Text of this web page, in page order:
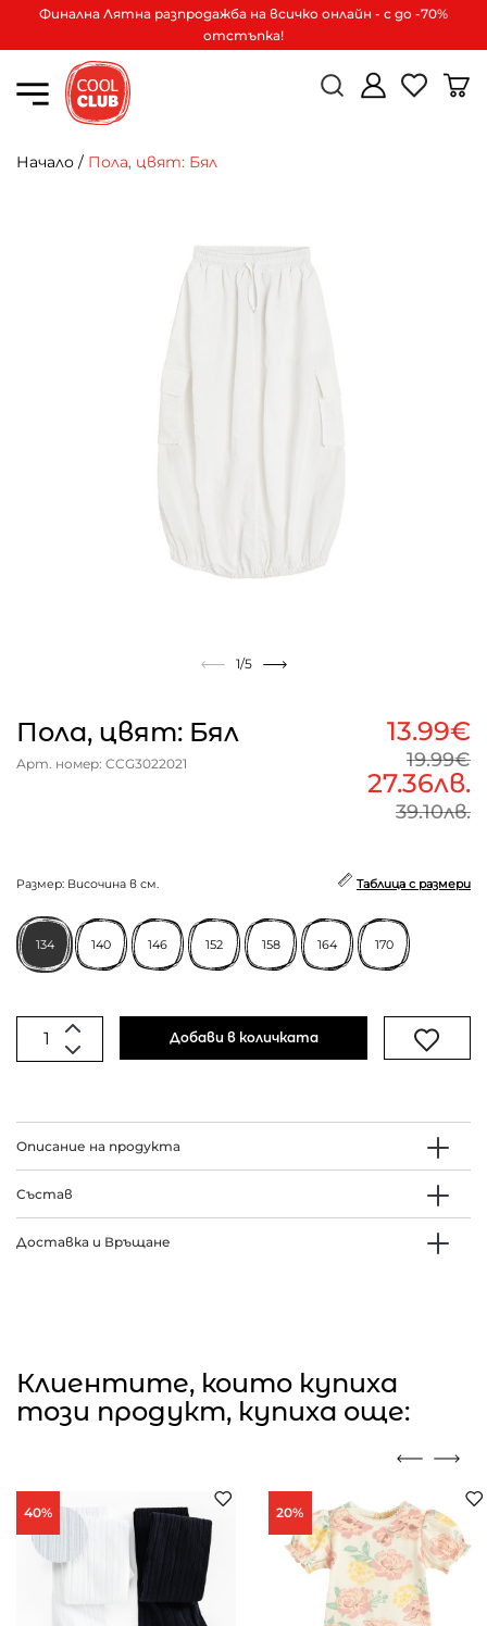
Финална Лятна разпродажба на всичко онлайн - с до -70%
отстъпка!
Начало / Пола, цвят: Бял
1/5
Пола, цвят: Бял
Арт. номер: CCG3022021
13.99€
19.99€
27.36лв.
39.10лв.
Размер: Височина в см. Таблица с размери
134 140 146 152 158 164 170
Добави в количката
Описание на продукта
Състав
Доставка и Връщане
Клиентите, които купиха
този продукт, купиха още:
40% 20%